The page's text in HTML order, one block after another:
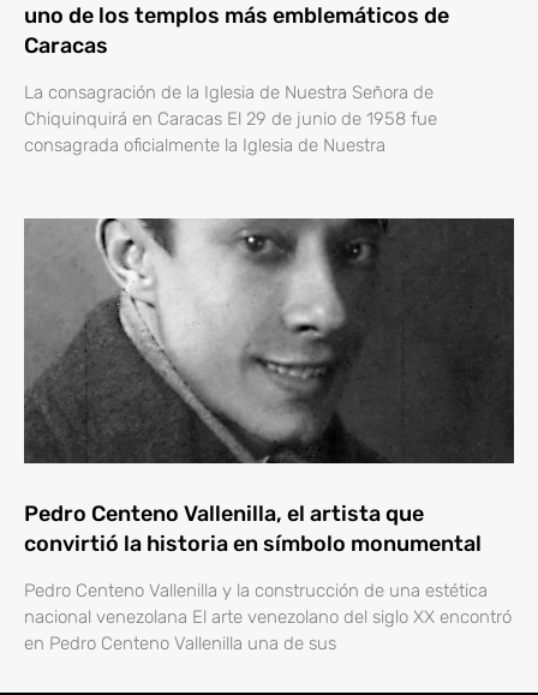
uno de los templos más emblemáticos de
Caracas
La consagración de la Iglesia de Nuestra Señora de
Chiquinquirá en Caracas El 29 de junio de 1958 fue
consagrada oficialmente la Iglesia de Nuestra
Pedro Centeno Vallenilla, el artista que
convirtió la historia en símbolo monumental
Pedro Centeno Vallenilla y la construcción de una estética
nacional venezolana El arte venezolano del siglo XX encontró
en Pedro Centeno Vallenilla una de sus